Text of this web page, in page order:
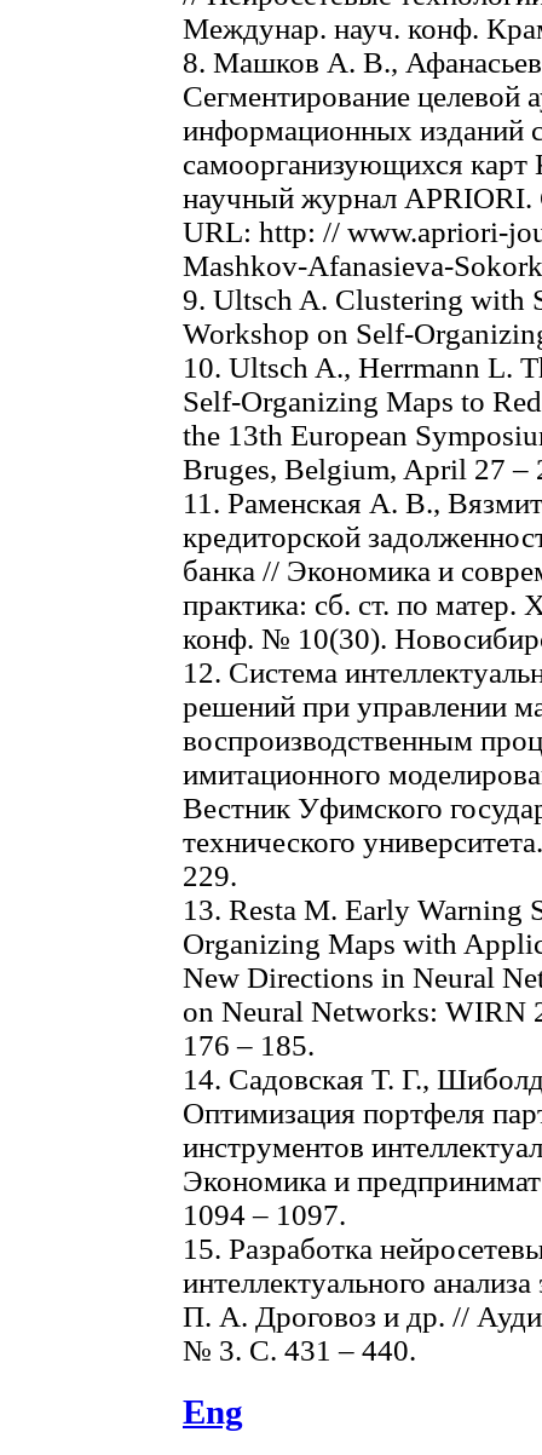
Междунар. науч. конф.
8. Машков А. В.,
Сегментирование целевой
информационных изданий
самоорганизующихся
научный журнал APRIORI.
URL: http: // www.apriori-
Mashkov-Afanasieva-
9. Ultsch A. Clustering with
Workshop on Self-
10. Ultsch A., Herrmann L.
Self-Organizing Maps to
the 13th European
Bruges, Belgium, April 27 –
11. Раменская А. В.,
кредиторской
банка // Экономика и
практика: сб. ст. по
конф. № 10(30).
12. Система
решений при управлении
воспроизводственным
имитационного
Вестник Уфимского
технического
229.
13. Resta M. Early Warning
Organizing Maps with
New Directions in Neural
on Neural Networks: WIRN
176 – 185.
14. Садовская Т. Г.,
Оптимизация портфеля
инструментов
Экономика и
1094 – 1097.
15. Разработка
интеллектуального
П. А. Дроговоз и др. //
№ 3. С. 431 – 440.
Eng